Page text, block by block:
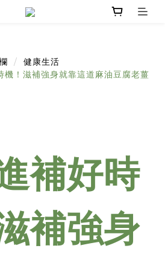
健康生活
機！滋補強身就靠這道麻油豆腐老薑
補好時
補強身